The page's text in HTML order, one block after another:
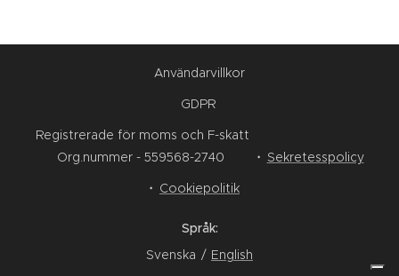
Användarvillkor
GDPR
Registrerade för moms och F-skatt
Org.nummer - 559568-2740
Sekretesspolicy
Cookiepolitik
Språk
Svenska
English